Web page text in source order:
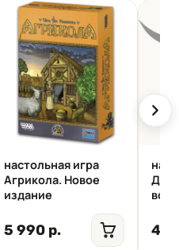
настольная игра
Агрикола. Новое
издание
5 990 р.